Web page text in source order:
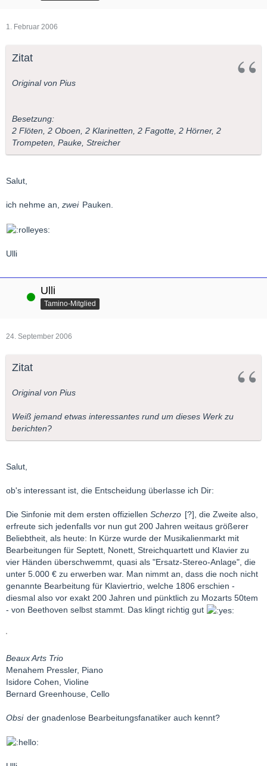
1. Februar 2006
Zitat
Original von Pius
Besetzung:
2 Flöten, 2 Oboen, 2 Klarinetten, 2 Fagotte, 2 Hörner, 2
Trompeten, Pauke, Streicher
Salut,
ich nehme an, zwei Pauken.
Ulli
Online Ulli
Tamino-Mitglied
24. September 2006
Zitat
Original von Pius
Weiß jemand etwas interessantes rund um dieses Werk zu
berichten?
Salut,
ob's interessant ist, die Entscheidung überlasse ich Dir:
Die Sinfonie mit dem ersten offiziellen Scherzo [?], die Zweite also,
erfreute sich jedenfalls vor nun gut 200 Jahren weitaus größerer
Beliebtheit, als heute: In Kürze wurde der Musikalienmarkt mit
Bearbeitungen für Septett, Nonett, Streichquartett und Klavier zu
vier Händen überschwemmt, quasi als "Ersatz-Stereo-Anlage", die
unter 5.000 € zu erwerben war. Man nimmt an, dass die noch nicht
genannte Bearbeitung für Klaviertrio, welche 1806 erschien -
diesmal also vor exakt 200 Jahren und pünktlich zu Mozarts 50tem
- von Beethoven selbst stammt. Das klingt richtig gut
Beaux Arts Trio
Menahem Pressler, Piano
Isidore Cohen, Violine
Bernard Greenhouse, Cello
Obsi der gnadenlose Bearbeitungsfanatiker auch kennt?